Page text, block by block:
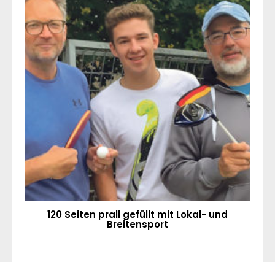
120 Seiten prall gefüllt mit Lokal- und
Breitensport